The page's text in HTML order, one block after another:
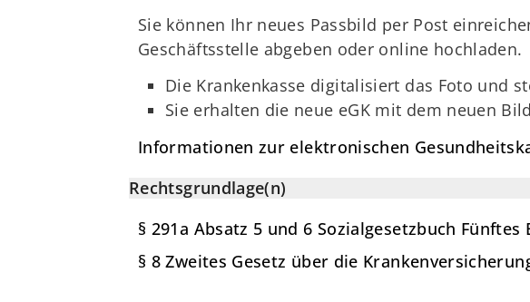
Sie können Ihr neues Passbild per Post
Geschäftsstelle abgeben oder online hochladen.
Die Krankenkasse digitalisiert das Foto und
Sie erhalten die neue eGK mit dem neuen
Informationen zur elektronischen
Rechtsgrundlage(n)
§ 291a Absatz 5 und 6 Sozialgesetzbuch Fünftes
§ 8 Zweites Gesetz über die